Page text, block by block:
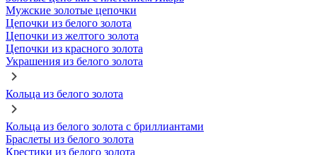
Мужские золотые цепочки
Цепочки из белого золота
Цепочки из желтого золота
Цепочки из красного золота
Украшения из белого золота
Кольца из белого золота
Кольца из белого золота с бриллиантами
Браслеты из белого золота
Крестики из белого золота